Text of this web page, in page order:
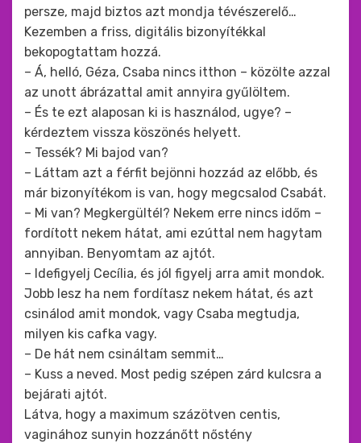
persze, majd biztos azt mondja tévészerelő…
Kezemben a friss, digitális bizonyítékkal
bekopogtattam hozzá.
– Á, helló, Géza, Csaba nincs itthon – közölte azzal
az unott ábrázattal amit annyira gyűlöltem.
– És te ezt alaposan ki is használod, ugye? –
kérdeztem vissza köszönés helyett.
– Tessék? Mi bajod van?
– Láttam azt a férfit bejönni hozzád az előbb, és
már bizonyítékom is van, hogy megcsalod Csabát.
– Mi van? Megkergültél? Nekem erre nincs időm –
fordított nekem hátat, ami ezúttal nem hagytam
annyiban. Benyomtam az ajtót.
– Idefigyelj Cecília, és jól figyelj arra amit mondok.
Jobb lesz ha nem fordítasz nekem hátat, és azt
csinálod amit mondok, vagy Csaba megtudja,
milyen kis cafka vagy.
– De hát nem csináltam semmit…
– Kuss a neved. Most pedig szépen zárd kulcsra a
bejárati ajtót.
Látva, hogy a maximum százötven centis,
vaginához sunyin hozzánőtt nőstény